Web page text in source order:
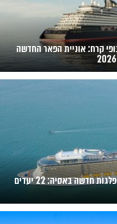
קרח: אוניית הפאר החדשה
רויאל קריביאן משיקה עונת הפלגות חדשה באסיה: 22 יעדים